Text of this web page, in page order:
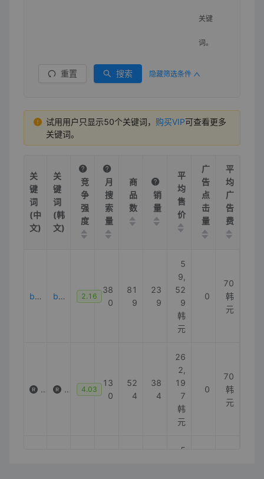
关键
词。
重置 搜索 隐藏筛选条件
试用用户只显示50个关键词， 购买VIP可查看更多
关键词。
关
键
词
(中
文)
关
键
词
(韩
文)
竞
争
强
度
月
搜
索
量
商
品
数
销
量
平
均
售
价
广
告
点
击
量
平
均
广
告
费
br-e1 br-e1 2.16
38
0
81
9
23
9
5
9,
52
9
韩
元
0
70
韩
元
Instagram360遥控器
인스타360리모컨
4.03
13
0
52
4
38
4
26
2,
19
7
韩
元
0
70
韩
元
5